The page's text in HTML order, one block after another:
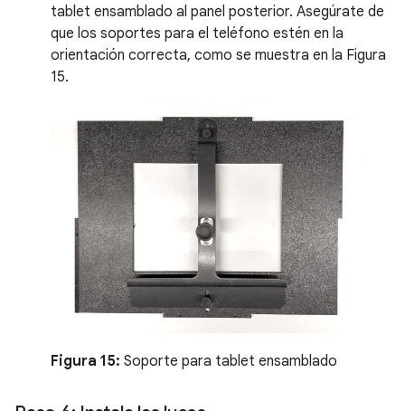
tablet ensamblado al panel posterior. Asegúrate de
que los soportes para el teléfono estén en la
orientación correcta, como se muestra en la Figura
15.
Figura 15: Soporte para tablet ensamblado